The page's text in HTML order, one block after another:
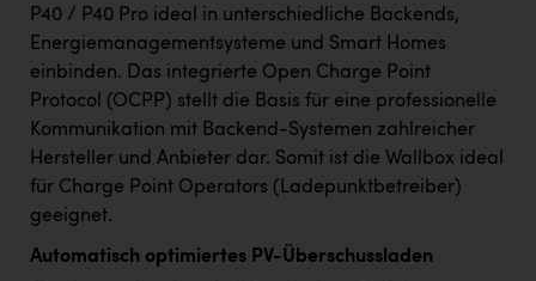
P40 / P40 Pro ideal in unterschiedliche Backends,
Energiemanagementsysteme und Smart Homes
einbinden. Das integrierte Open Charge Point
Protocol (OCPP) stellt die Basis für eine professionelle
Kommunikation mit Backend-Systemen zahlreicher
Hersteller und Anbieter dar. Somit ist die Wallbox ideal
für Charge Point Operators (Ladepunktbetreiber)
geeignet.
Automatisch optimiertes PV-Überschussladen